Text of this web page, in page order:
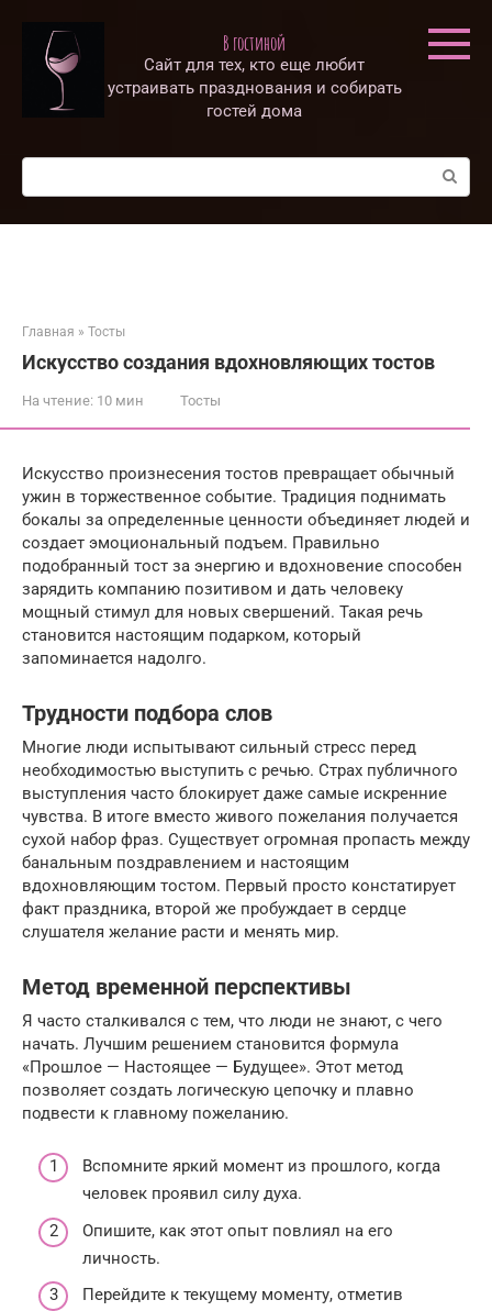
контенту
В гостиной
Сайт для тех, кто еще любит
устраивать празднования и собирать
гостей дома
Поиск:
Главная » Тосты
Искусство создания вдохновляющих тостов
На чтение: 10 мин Тосты
Искусство произнесения тостов превращает обычный
ужин в торжественное событие. Традиция поднимать
бокалы за определенные ценности объединяет людей и
создает эмоциональный подъем. Правильно
подобранный тост за энергию и вдохновение способен
зарядить компанию позитивом и дать человеку
мощный стимул для новых свершений. Такая речь
становится настоящим подарком, который
запоминается надолго.
Трудности подбора слов
Многие люди испытывают сильный стресс перед
необходимостью выступить с речью. Страх публичного
выступления часто блокирует даже самые искренние
чувства. В итоге вместо живого пожелания получается
сухой набор фраз. Существует огромная пропасть между
банальным поздравлением и настоящим
вдохновляющим тостом. Первый просто констатирует
факт праздника, второй же пробуждает в сердце
слушателя желание расти и менять мир.
Метод временной перспективы
Я часто сталкивался с тем, что люди не знают, с чего
начать. Лучшим решением становится формула
«Прошлое — Настоящее — Будущее». Этот метод
позволяет создать логическую цепочку и плавно
подвести к главному пожеланию.
Вспомните яркий момент из прошлого, когда
человек проявил силу духа.
Опишите, как этот опыт повлиял на его
личность.
Перейдите к текущему моменту, отметив